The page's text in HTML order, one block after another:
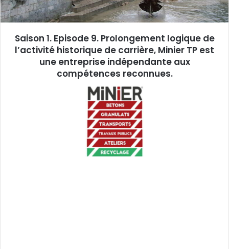
u
i
l
Saison 1. Episode 9. Prolongement logique de
l’activité historique de carrière, Minier TP est
une entreprise indépendante aux
compétences reconnues.